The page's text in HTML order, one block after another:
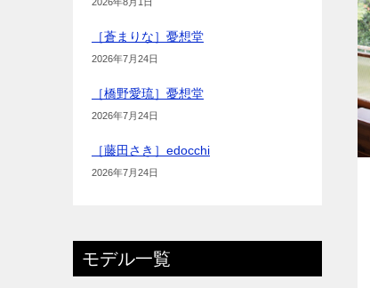
［蒼まりな］憂想堂
2026年7月24日
［橋野愛琉］憂想堂
2026年7月24日
［藤田さき］edocchi
2026年7月24日
モデル一覧